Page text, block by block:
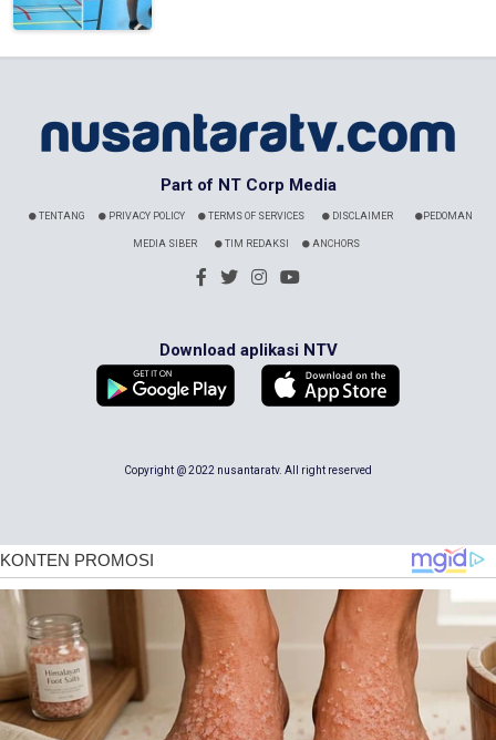
Part of NT Corp Media
TENTANG PRIVACY POLICY TERMS OF SERVICES DISCLAIMER PEDOMAN
MEDIA SIBER TIM REDAKSI ANCHORS
Download aplikasi NTV
Copyright @ 2022 nusantaratv. All right reserved